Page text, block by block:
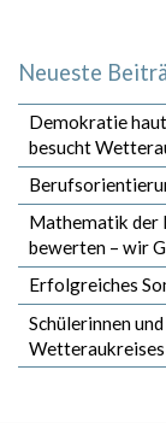
Neueste
Demokratie
besucht
Mathematik der
bewerten – wir
Erfolgreiches
Schülerinnen